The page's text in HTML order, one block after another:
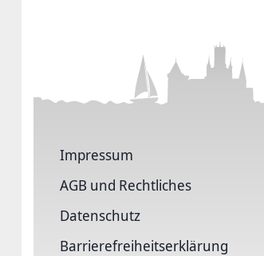
Impressum
AGB und Rechtliches
Datenschutz
Barriere­freiheits­erklärung